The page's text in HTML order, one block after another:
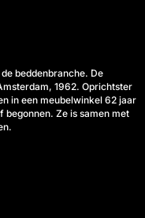
beddenbranche. De
1962. Oprichtster
in een meubelwinkel 62 jaar
begonnen. Ze is samen met